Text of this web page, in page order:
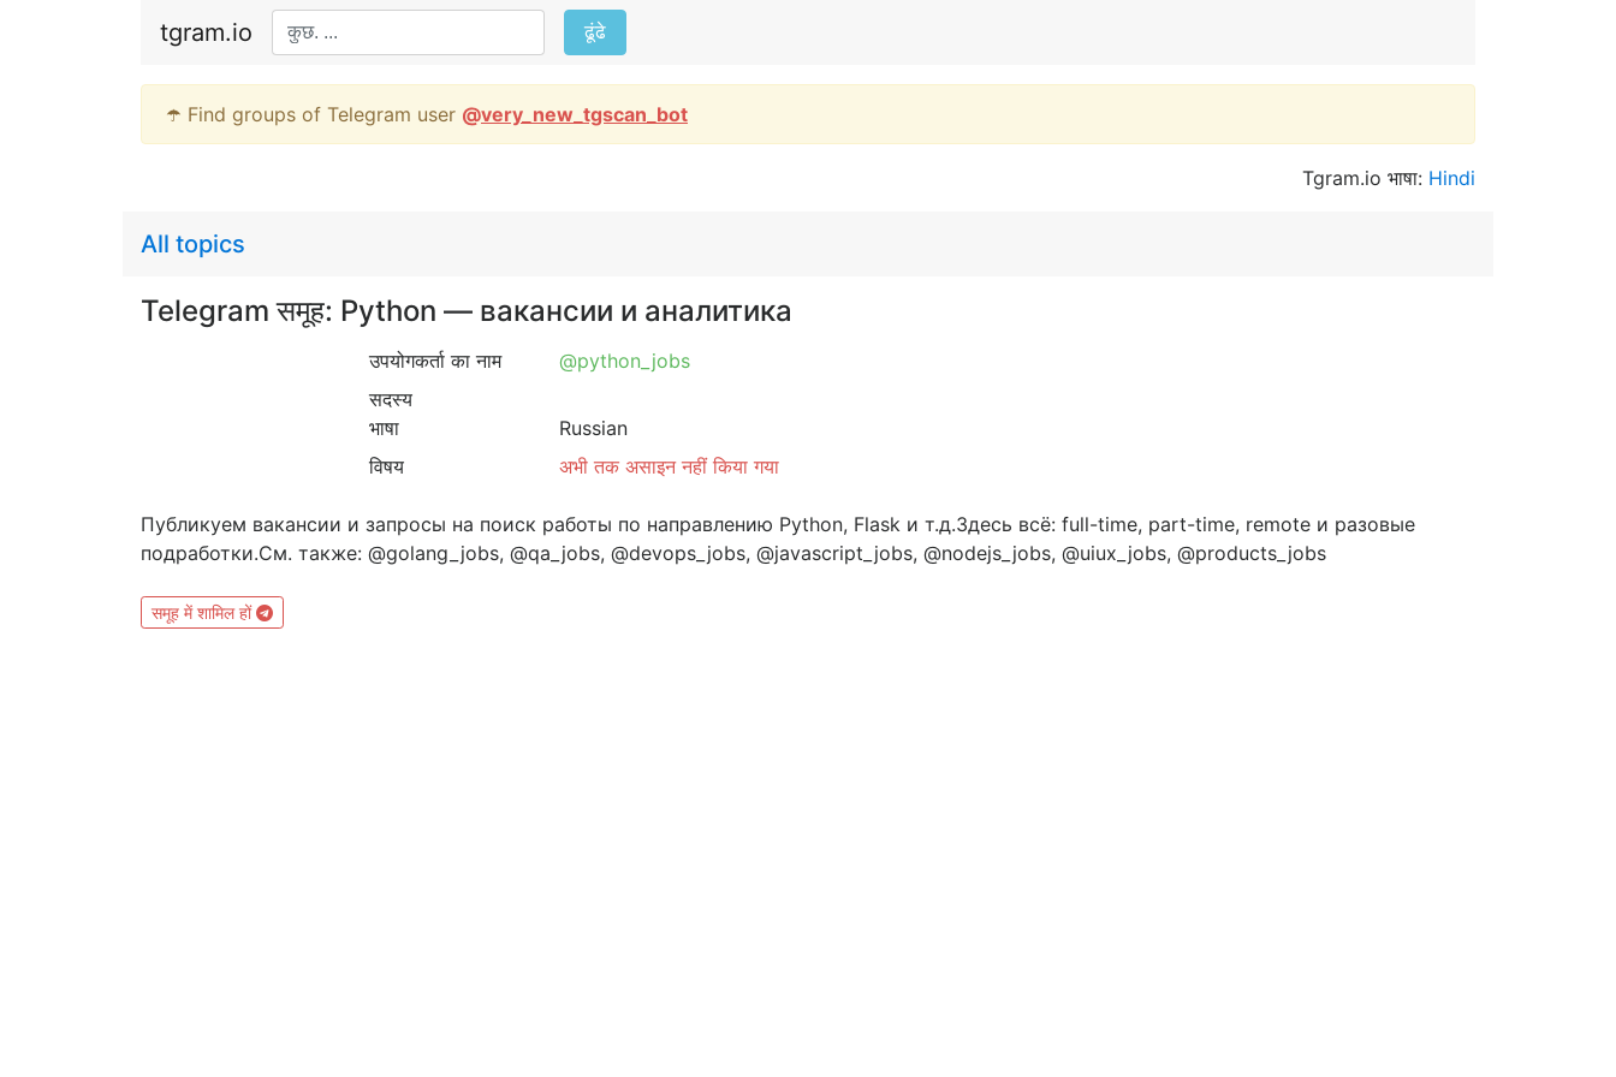
tgram.io ढूंढे
☂️ Find groups of Telegram user @very_new_tgscan_bot
Tgram.io भाषा: Hindi
All topics
Telegram समूह: Python — вакансии и аналитика
उपयोगकर्ता का नाम
@python_jobs
सदस्य
भाषा
Russian
विषय
अभी तक असाइन नहीं किया गया
Публикуем вакансии и запросы на поиск работы по направлению Python, Flask и т.д.Здесь всё: full-time, part-time, remote и разовые
подработки.См. также: @golang_jobs, @qa_jobs, @devops_jobs, @javascript_jobs, @nodejs_jobs, @uiux_jobs, @products_jobs
समूह में शामिल हों